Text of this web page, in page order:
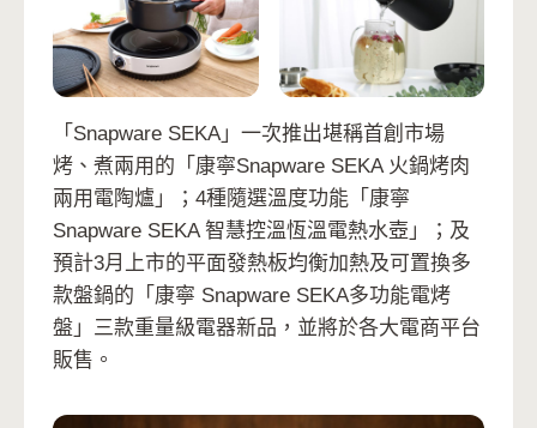
「Snapware SEKA」一次推出堪稱首創市場
烤、煮兩用的「康寧Snapware SEKA 火鍋烤肉
兩用電陶爐」；4種隨選溫度功能「康寧
Snapware SEKA 智慧控溫恆溫電熱水壺」；及
預計3月上市的平面發熱板均衡加熱及可置換多
款盤鍋的「康寧 Snapware SEKA多功能電烤
盤」三款重量級電器新品，並將於各大電商平台
販售。